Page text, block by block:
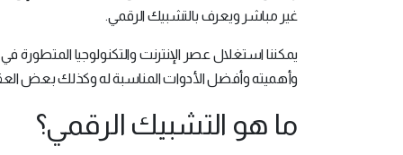
غير مباشر ويعرف بالتشبيك الرقمي.
يمكننا استغلال عصر الإنترنت والتكنولوجيا
وأهميته وأفضل الأدوات المناسبة له وكذلك بعض
ما هو التشبيك الرقمي؟